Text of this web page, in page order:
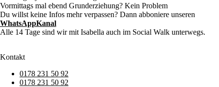
Vormittags mal ebend Grunderziehung? Kein Problem
Du willst keine Infos mehr verpassen? Dann abboniere unseren
WhatsAppKanal
Alle 14 Tage sind wir mit Isabella auch im Social Walk unterwegs.
Kontakt
0178 231 50 92
0178 231 50 92